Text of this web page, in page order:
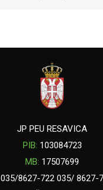
JP PEU RESAVICA
PIB: 103084723
MB: 17507699
035/8627-722 035/ 8627-